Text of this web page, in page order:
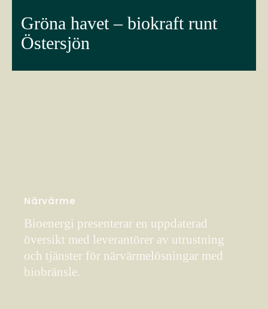
Gröna havet – biokraft runt
Östersjön
Närvärme
Bioenergi presenterar en uppdaterad
översikt med leverantörer av utrustning
och tjänster för närvärmelösningar med
biobränsle.